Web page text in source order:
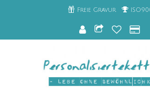
Freie Gravur